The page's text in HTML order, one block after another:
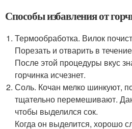
Способы избавления от
Термообработка. Вилок
Порезать и отварить в
После этой процедуры вкус
горчинка исчезнет.
Соль. Кочан мелко шинкуют,
тщательно перемешивают.
чтобы выделился сок.
Когда он выделится, хорошо